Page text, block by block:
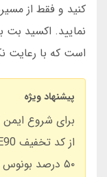
کنید و فقط از
نمایید. اکسید بت
است که با رعایت
پیشنهاد ویژه
برای شروع
۵۰ درصد